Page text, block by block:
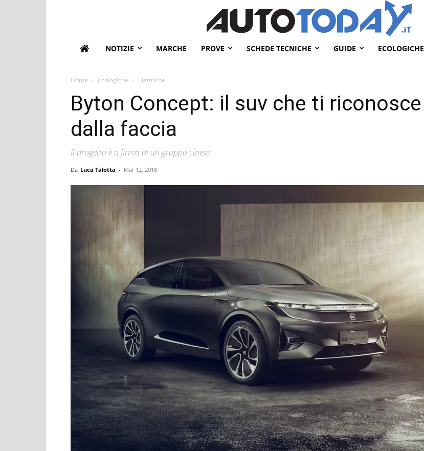
NOTIZIE MARCHE PROVE SCHEDE TECNICHE GUIDE ECOLOGICHE
Home Ecologiche Elettriche
Byton Concept: il suv che ti riconosce
dalla faccia
Il progetto è a firma di un gruppo cinese.
Da Luca Talotta - Mar 12, 2018